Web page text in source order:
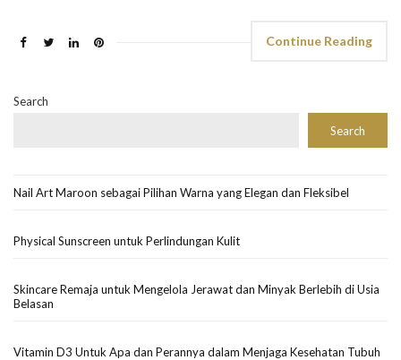
Continue Reading
Search
Search
Nail Art Maroon sebagai Pilihan Warna yang Elegan dan Fleksibel
Physical Sunscreen untuk Perlindungan Kulit
Skincare Remaja untuk Mengelola Jerawat dan Minyak Berlebih di Usia
Belasan
Vitamin D3 Untuk Apa dan Perannya dalam Menjaga Kesehatan Tubuh